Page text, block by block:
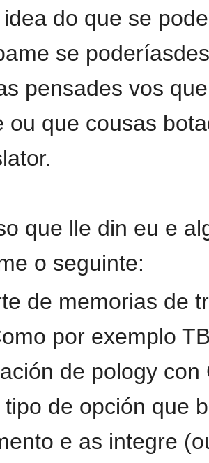
do que se
se
pensades vos
ou que cousas
que lle din eu e
o seguinte:
de memorias de
por exemplo
de pology con
tipo de opción que
e as integre